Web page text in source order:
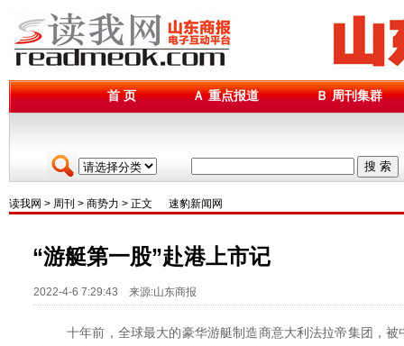
首 页 Ａ 重点报道 Ｂ 周刊集群
搜 索
读我网 > 周刊 > 商势力 > 正文 速豹新闻网
“游艇第一股”赴港上市记
2022-4-6 7:29:43 来源:山东商报
十年前，全球最大的豪华游艇制造商意大利法拉帝集团，被